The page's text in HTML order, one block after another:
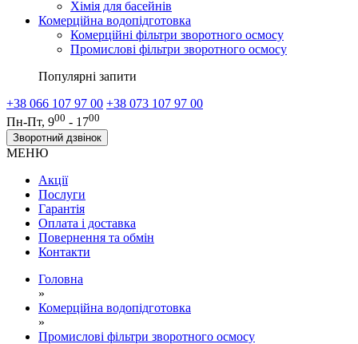
Хімія для басейнів
Комерційна водопідготовка
Комерційні фільтри зворотного осмосу
Промислові фільтри зворотного осмосу
Популярні запити
+38 066 107 97 00 +38 073 107 97 00
Пн-Пт, 900 - 1700
Зворотний дзвінок
МЕНЮ
Акції
Послуги
Гарантія
Оплата і доставка
Повернення та обмін
Контакти
Головна
»
Комерційна водопідготовка
»
Промислові фільтри зворотного осмосу